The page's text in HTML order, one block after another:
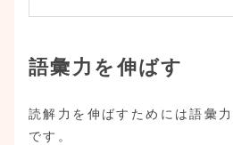
語彙力を伸ばす
読解力を伸ばすためには語彙
です。